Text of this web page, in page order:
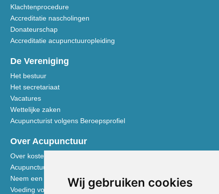
Wij gebruiken cookies
Klachtenprocedure
Accreditatie nascholingen
Donateurschap
Accreditatie acupunctuuropleiding
De Vereniging
Het bestuur
Het secretariaat
Vacatures
Wettelijke zaken
Acupuncturist volgens Beroepsprofiel
Over Acupunctuur
Over kosten en vergoedingen
Acupunctuur toegelicht
Neem een kijkje in de praktijk
Voeding volgens de Vijf Elementen